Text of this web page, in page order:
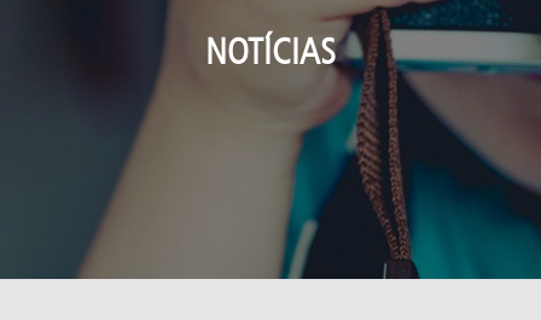
NOTÍCIAS